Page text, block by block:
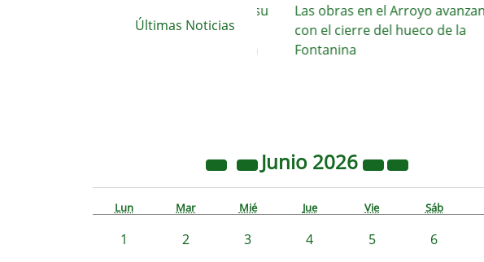
Últimas Noticias
imparable crecimiento hacia la
Las obras en el Arroyo avanzan
con el cierre del hueco de la
Fontanina
Junio 2026
Lun Mar Mié Jue Vie Sáb
1 2 3 4 5 6